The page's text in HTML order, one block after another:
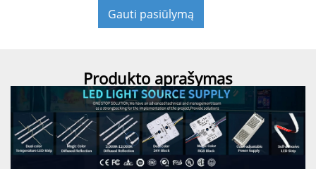
Gauti pasiūlymą
Produkto aprašymas